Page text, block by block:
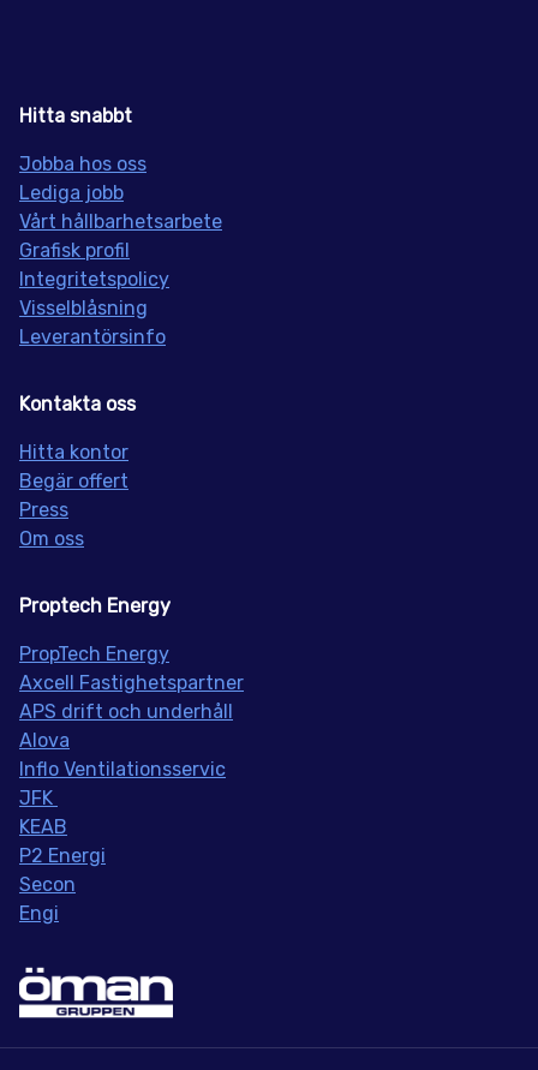
Hitta snabbt
Jobba hos oss
Lediga jobb
Vårt hållbarhetsarbete
Grafisk profil
Integritetspolicy
Visselblåsning
Leverantörsinfo
Kontakta oss
Hitta kontor
Begär offert
Press
Om oss
Proptech Energy
PropTech Energy
Axcell Fastighetspartner
APS drift och underhåll
Alova
Inflo Ventilationsservic
JFK
KEAB
P2 Energi
Secon
Engi